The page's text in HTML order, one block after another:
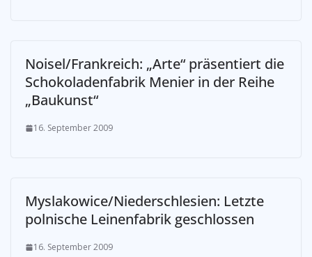
Noisel/Frankreich: „Arte“ präsentiert die
Schokoladenfabrik Menier in der Reihe
„Baukunst“
16. September 2009
Myslakowice/Niederschlesien: Letzte
polnische Leinenfabrik geschlossen
16. September 2009